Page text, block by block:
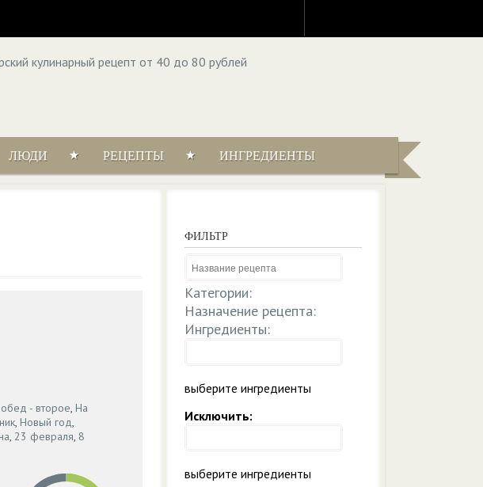
ЛЮДИ РЕЦЕПТЫ ИНГРЕДИЕНТЫ
- второе, На
, Новый год,
, 23 февраля, 8
ФИЛЬТР
Категории:
Назначение рецепта:
Ингредиенты:
выберите ингредиенты
Исключить:
выберите ингредиенты